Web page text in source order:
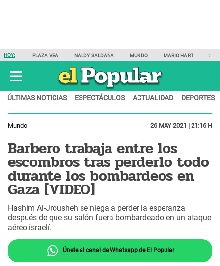
HOY: PLAZA VEA NALDY SALDAÑA MUNDO MARIO HART
ÚLTIMAS NOTICIAS ESPECTÁCULOS ACTUALIDAD DEPORTES
Mundo 26 MAY 2021 | 21:16 H
Barbero trabaja entre los
escombros tras perderlo todo
durante los bombardeos en
Gaza [VIDEO]
Hashim Al-Jrousheh se niega a perder la esperanza
después de que su salón fuera bombardeado en un ataque
aéreo israelí.
Únete al canal de Whatsapp de El Popular